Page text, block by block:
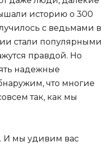
историю о 300
с ведьмами в
стали популярными
правдой. Но
надежные
что многие
так, как мы
И мы удивим вас